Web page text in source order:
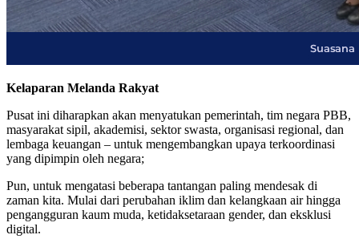
Kelaparan Melanda Rakyat
Pusat ini diharapkan akan menyatukan pemerintah, tim negara PBB,
masyarakat sipil, akademisi, sektor swasta, organisasi regional, dan
lembaga keuangan – untuk mengembangkan upaya terkoordinasi
yang dipimpin oleh negara;
Pun, untuk mengatasi beberapa tantangan paling mendesak di
zaman kita. Mulai dari perubahan iklim dan kelangkaan air hingga
pengangguran kaum muda, ketidaksetaraan gender, dan eksklusi
digital.